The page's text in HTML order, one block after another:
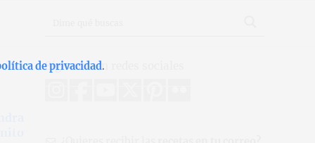
Síguenos en redes sociales
de privacidad.